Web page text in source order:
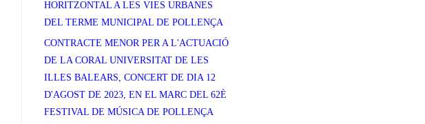
HORITZONTAL A LES VIES URBANES
DEL TERME MUNICIPAL DE POLLENÇA
CONTRACTE MENOR PER A L'ACTUACIÓ
DE LA CORAL UNIVERSITAT DE LES
ILLES BALEARS, CONCERT DE DIA 12
D'AGOST DE 2023, EN EL MARC DEL 62È
FESTIVAL DE MÚSICA DE POLLENÇA